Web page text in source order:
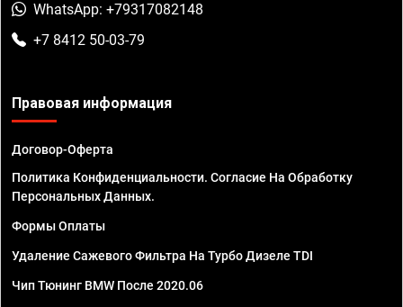
WhatsApp: +79317082148
+7 8412 50-03-79
Правовая информация
Договор-Оферта
Политика Конфиденциальности. Согласие На Обработку
Персональных Данных.
Формы Оплаты
Удаление Сажевого Фильтра На Турбо Дизеле TDI
Чип Тюнинг BMW После 2020.06